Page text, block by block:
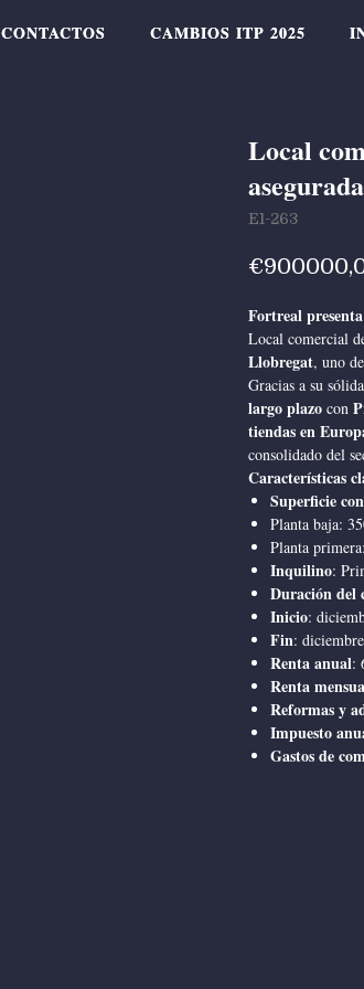
CONTACTOS CAMBIOS ITP 2025
Local
asegurada
E1-263
€
Fortreal
Local comercial
Llobregat, uno
Gracias a su
largo plazo con
tiendas en
consolidado del
Características
Superficie
Planta baja:
Planta
Inquilino:
Duración del
Inicio:
Fin:
Renta anual:
Renta
Reformas y
Impuesto
Gastos de
CONTACTOS CAMBIOS ITP 2025